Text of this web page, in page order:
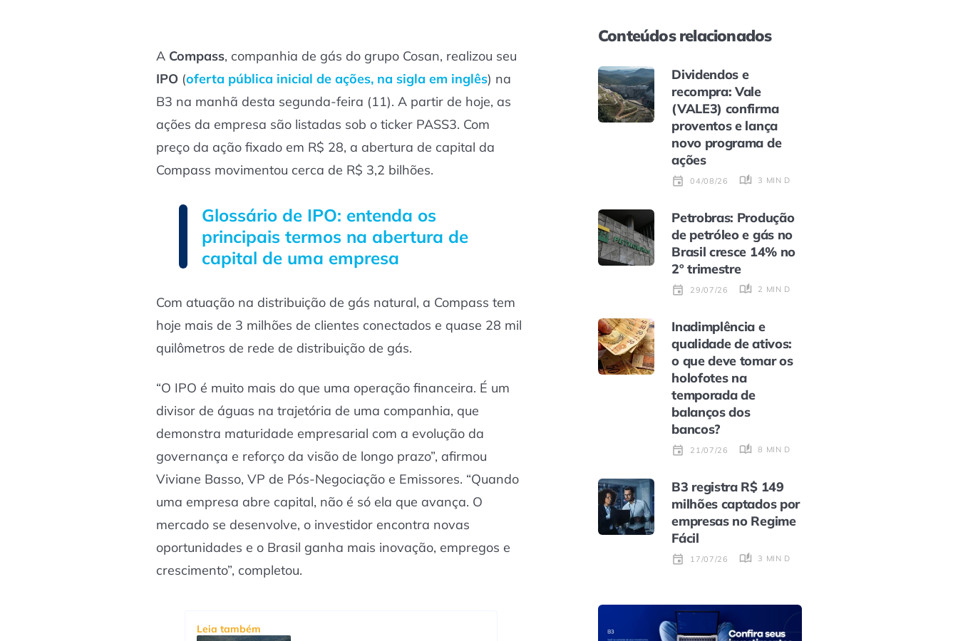
A Compass, companhia de gás do grupo Cosan, realizou seu
IPO (oferta pública inicial de ações, na sigla em inglês) na
B3 na manhã desta segunda-feira (11). A partir de hoje, as
ações da empresa são listadas sob o ticker PASS3. Com
preço da ação fixado em R$ 28, a abertura de capital da
Compass movimentou cerca de R$ 3,2 bilhões.
Glossário de IPO: entenda os
principais termos na abertura de
capital de uma empresa
Com atuação na distribuição de gás natural, a Compass tem
hoje mais de 3 milhões de clientes conectados e quase 28 mil
quilômetros de rede de distribuição de gás.
“O IPO é muito mais do que uma operação financeira. É um
divisor de águas na trajetória de uma companhia, que
demonstra maturidade empresarial com a evolução da
governança e reforço da visão de longo prazo”, afirmou
Viviane Basso, VP de Pós-Negociação e Emissores. “Quando
uma empresa abre capital, não é só ela que avança. O
mercado se desenvolve, o investidor encontra novas
oportunidades e o Brasil ganha mais inovação, empregos e
crescimento”, completou.
Leia também
Conteúdos relacionados
Dividendos e
recompra: Vale
(VALE3) confirma
proventos e lança
novo programa de
ações
04/08/26 3 MIN DE LEITURA
Petrobras: Produção
de petróleo e gás no
Brasil cresce 14% no
2º trimestre
29/07/26 2 MIN DE LEITURA
Inadimplência e
qualidade de ativos:
o que deve tomar os
holofotes na
temporada de
balanços dos
bancos?
21/07/26 8 MIN DE LEITURA
B3 registra R$ 149
milhões captados por
empresas no Regime
Fácil
17/07/26 3 MIN DE LEITURA